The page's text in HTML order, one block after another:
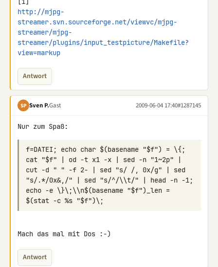
http://mjpg-
streamer.svn.sourceforge.net/viewvc/mjpg-
streamer/mjpg-
streamer/plugins/input_testpicture/Makefile?
view=markup
Antwort
SP Sven P.Gast 2009-06-04 17:40#1287145
f=DATEI; echo char $(basename "$f") = \{;
cat "$f" | od -t x1 -x | sed -n "1~2p" |
cut -d " " -f 2- | sed "s/ /, 0x/g" | sed
"s/.*/0x&,/" | sed "s/^/\\t/" | head -n -1;
echo -e \}\;\\n$(basename "$f")_len =
Mach das mal mit Dos :-)
Antwort